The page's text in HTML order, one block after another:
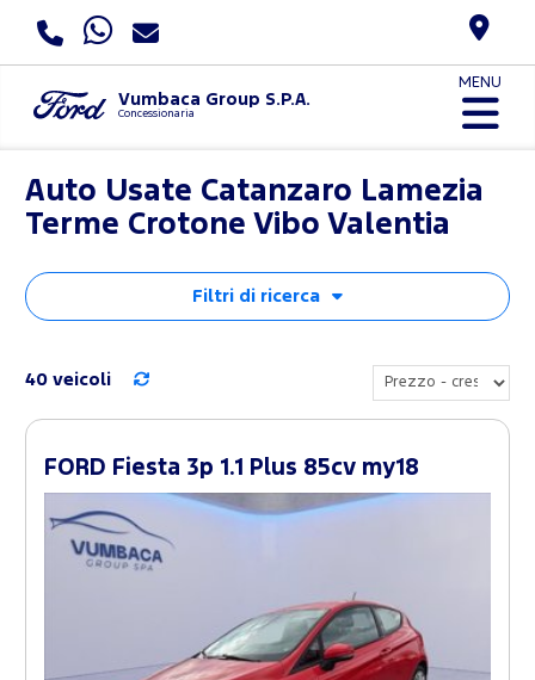
Vumbaca Group S.P.A.
Concessionaria
MENU
Auto Usate Catanzaro Lamezia
Terme Crotone Vibo Valentia
Filtri di ricerca
40 veicoli
FORD Fiesta 3p 1.1 Plus 85cv my18